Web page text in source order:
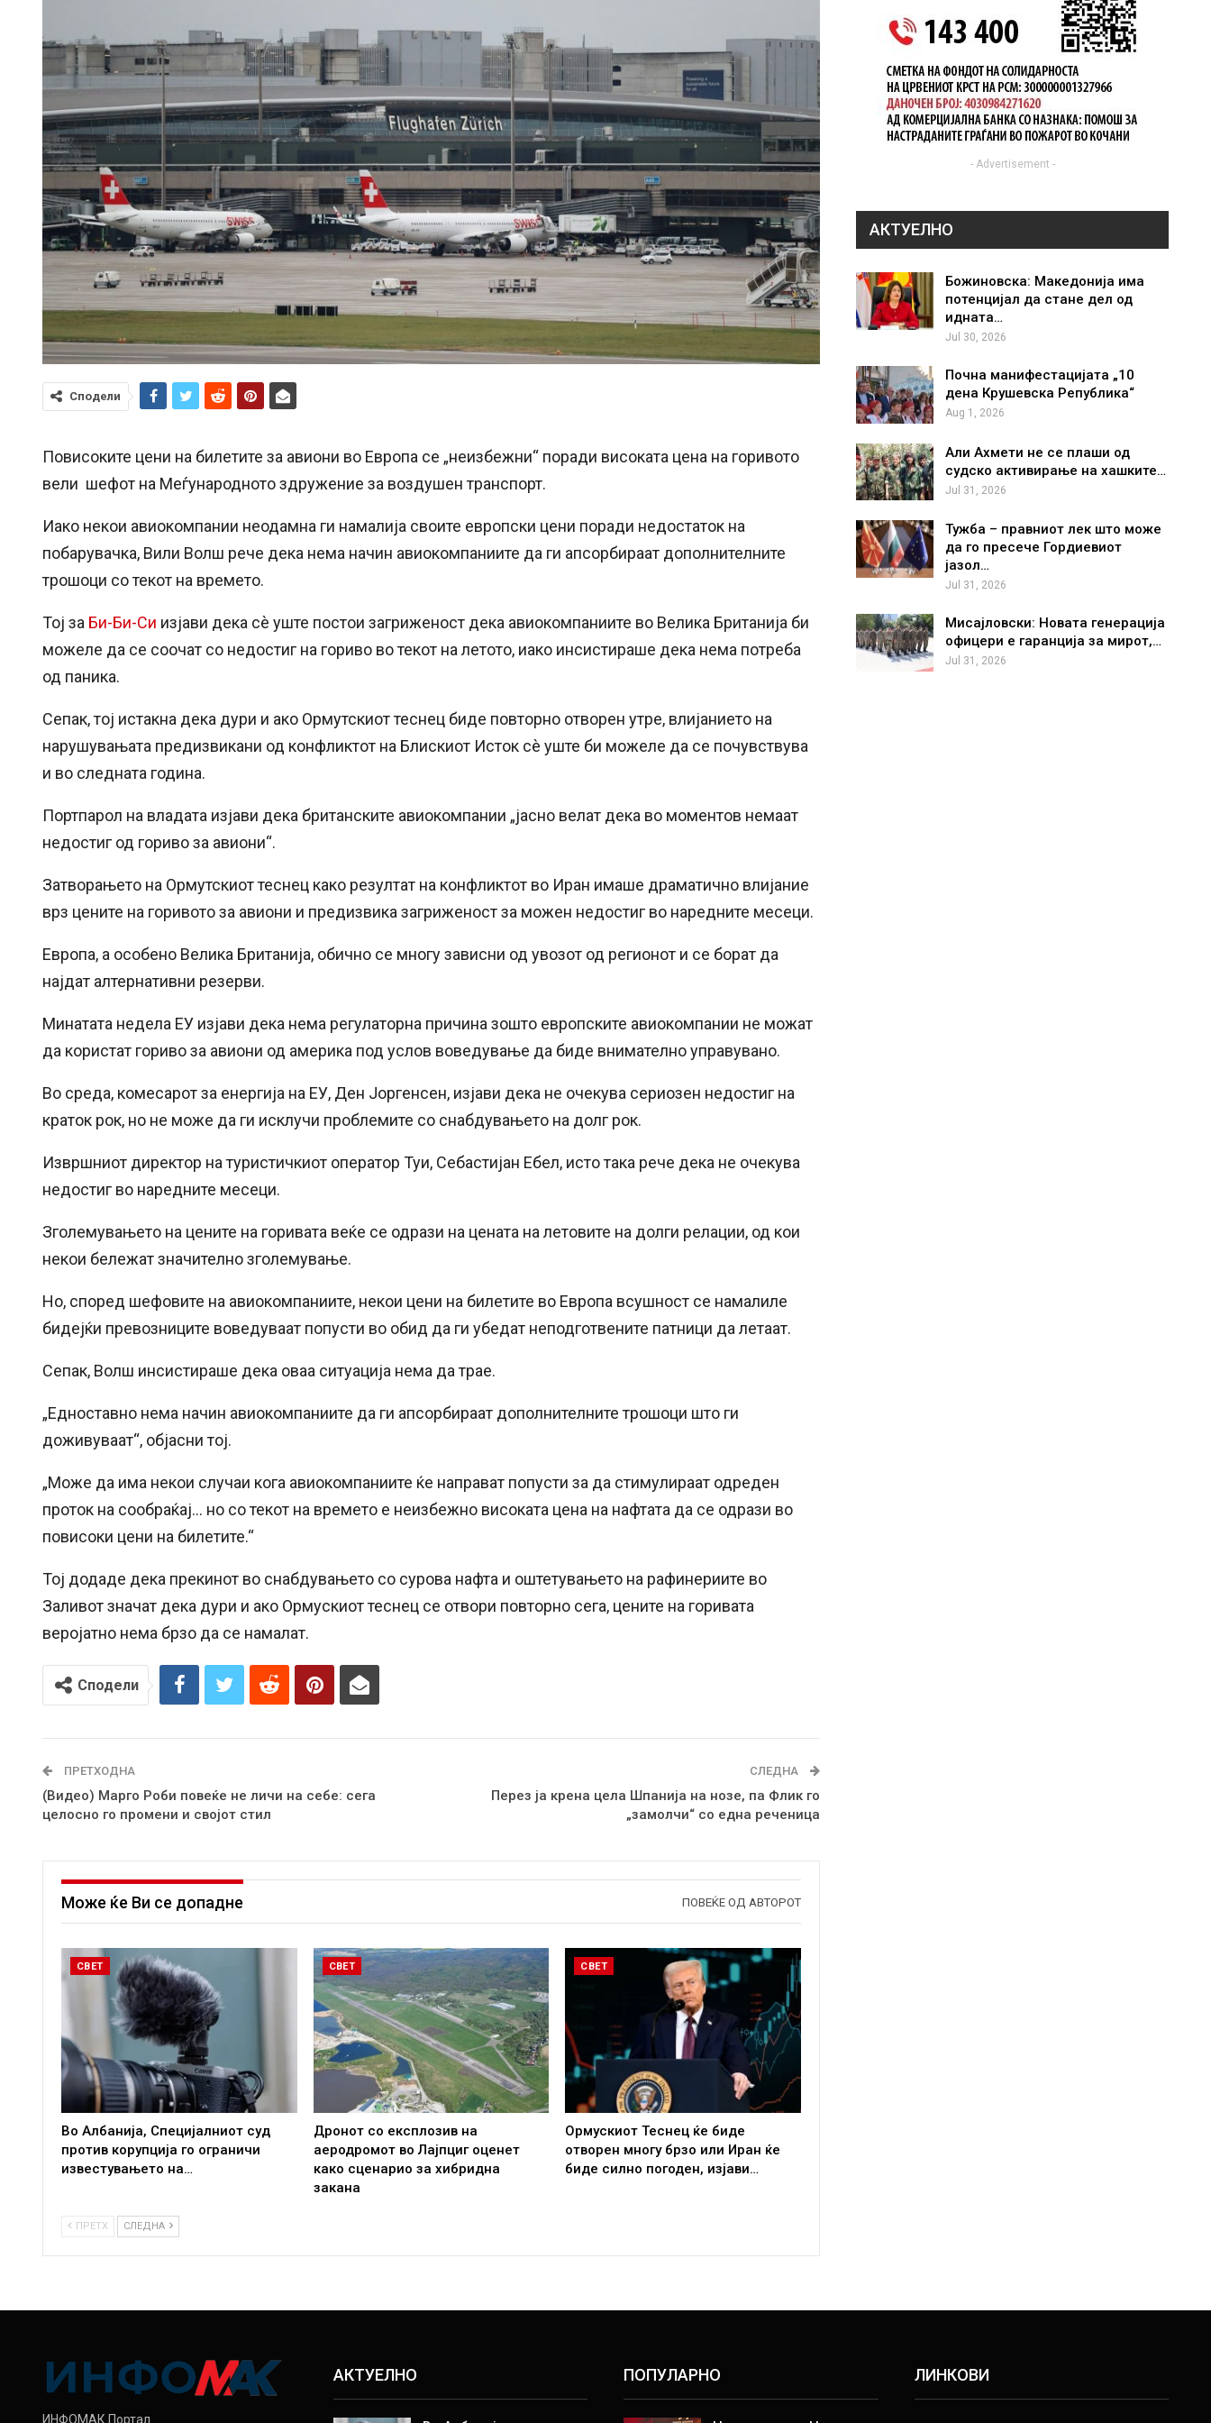
Сподели
Повисоките цени на билетите за авиони во Европа се „неизбежни“ поради високата цена на горивото
вели шефот на Меѓународното здружение за воздушен транспорт.
Иако некои авиокомпании неодамна ги намалија своите европски цени поради недостаток на
побарувачка, Вили Волш рече дека нема начин авиокомпаниите да ги апсорбираат дополнителните
трошоци со текот на времето.
Тој за Би-Би-Си изјави дека сè уште постои загриженост дека авиокомпаниите во Велика Британија би
можеле да се соочат со недостиг на гориво во текот на летото, иако инсистираше дека нема потреба
од паника.
Сепак, тој истакна дека дури и ако Ормутскиот теснец биде повторно отворен утре, влијанието на
нарушувањата предизвикани од конфликтот на Блискиот Исток сè уште би можеле да се почувствува
и во следната година.
Портпарол на владата изјави дека британските авиокомпании „јасно велат дека во моментов немаат
недостиг од гориво за авиони“.
Затворањето на Ормутскиот теснец како резултат на конфликтот во Иран имаше драматично влијание
врз цените на горивото за авиони и предизвика загриженост за можен недостиг во наредните месеци.
Европа, а особено Велика Британија, обично се многу зависни од увозот од регионот и се борат да
најдат алтернативни резерви.
Минатата недела ЕУ изјави дека нема регулаторна причина зошто европските авиокомпании не можат
да користат гориво за авиони од америка под услов воведување да биде внимателно управувано.
Во среда, комесарот за енергија на ЕУ, Ден Јоргенсен, изјави дека не очекува сериозен недостиг на
краток рок, но не може да ги исклучи проблемите со снабдувањето на долг рок.
Извршниот директор на туристичкиот оператор Туи, Себастијан Ебел, исто така рече дека не очекува
недостиг во наредните месеци.
Зголемувањето на цените на горивата веќе се одрази на цената на летовите на долги релации, од кои
некои бележат значително зголемување.
Но, според шефовите на авиокомпаниите, некои цени на билетите во Европа всушност се намалиле
бидејќи превозниците воведуваат попусти во обид да ги убедат неподготвените патници да летаат.
Сепак, Волш инсистираше дека оваа ситуација нема да трае.
„Едноставно нема начин авиокомпаниите да ги апсорбираат дополнителните трошоци што ги
доживуваат“, објасни тој.
„Може да има некои случаи кога авиокомпаниите ќе направат попусти за да стимулираат одреден
проток на сообраќај… но со текот на времето е неизбежно високата цена на нафтата да се одрази во
повисоки цени на билетите.“
Тој додаде дека прекинот во снабдувањето со сурова нафта и оштетувањето на рафинериите во
Заливот значат дека дури и ако Ормускиот теснец се отвори повторно сега, цените на горивата
веројатно нема брзо да се намалат.
Сподели
ПРЕТХОДНА
(Видео) Марго Роби повеќе не личи на себе: сега
целосно го промени и својот стил
СЛЕДНА
Перез ја крена цела Шпанија на нозе, па Флик го
„замолчи“ со една реченица
Може ќе Ви се допадне ПОВЕЌЕ ОД АВТОРОТ
СВЕТ
Во Албанија, Специјалниот суд
против корупција го ограничи
известувањето на…
СВЕТ
Дронот со експлозив на
аеродромот во Лајпциг оценет
како сценарио за хибридна
закана
СВЕТ
Ормускиот Теснец ќе биде
отворен многу брзо или Иран ќе
биде силно погоден, изјави…
ПРЕТХ СЛЕДНА
- Advertisement -
АКТУЕЛНО
Божиновска: Македонија има
потенцијал да стане дел од
идната…
Jul 30, 2026
Почна манифестацијата „10
дена Крушевска Република“
Aug 1, 2026
Али Ахмети не се плаши од
судско активирање на хашките…
Jul 31, 2026
Тужба – правниот лек што може
да го пресече Гордиевиот
јазол…
Jul 31, 2026
Мисајловски: Новата генерација
офицери е гаранција за мирот,…
Jul 31, 2026
ИНФОМАК Портал
АКТУЕЛНО ПОПУЛАРНО ЛИНКОВИ